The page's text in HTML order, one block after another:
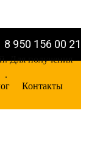
8 950 156 00 21
Контакты
Для получения
.